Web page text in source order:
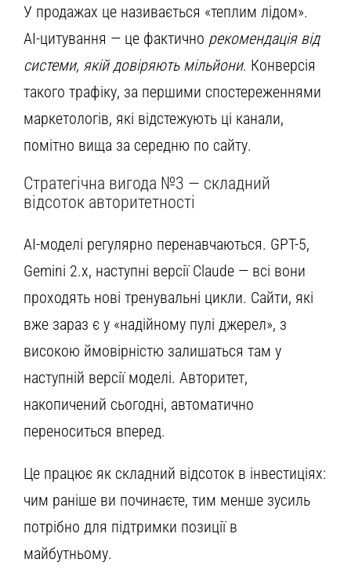
У продажах це називається «теплим лідом».
AI-цитування — це фактично рекомендація від
системи, якій довіряють мільйони. Конверсія
такого трафіку, за першими спостереженнями
маркетологів, які відстежують ці канали,
помітно вища за середню по сайту.
Стратегічна вигода №3 — складний
відсоток авторитетності
AI-моделі регулярно перенавчаються. GPT-5,
Gemini 2.x, наступні версії Claude — всі вони
проходять нові тренувальні цикли. Сайти, які
вже зараз є у «надійному пулі джерел», з
високою ймовірністю залишаться там у
наступній версії моделі. Авторитет,
накопичений сьогодні, автоматично
переноситься вперед.
Це працює як складний відсоток в інвестиціях:
чим раніше ви починаєте, тим менше зусиль
потрібно для підтримки позиції в
майбутньому.